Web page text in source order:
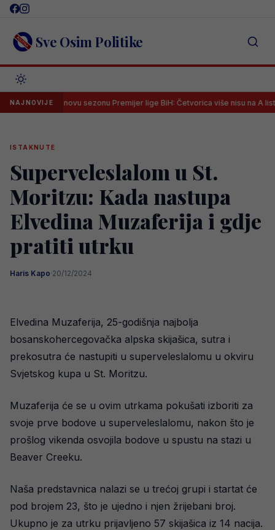
Skip
content Sve Osim Politike
NAJNOVIJE
za novu sezonu Premijer lige BiH: Četvorica više nisu na A listi
ISTAKNUTE
Superveleslalom u St.
Moritzu: Kada nastupa
Elvedina Muzaferija i gdje
pratiti utrku
Haris Kapo·20/12/2024
Elvedina Muzaferija, 25-godišnja najbolja
bosanskohercegovačka alpska skijašica, sutra i
prekosutra će nastupiti u superveleslalomu u okviru
Svjetskog kupa u St. Moritzu.
Muzaferija će se u ovim utrkama pokušati izboriti za
svoje prve bodove u superveleslalomu, nakon što je
prošlog vikenda osvojila bodove u spustu na stazi u
Beaver Creeku.
Naša predstavnica nalazi se u trećoj grupi i startat će
pod brojem 23, što je ujedno i njen žrijebani broj.
Ukupno je za utrku prijavljeno 57 skijašica iz 14 nacija.